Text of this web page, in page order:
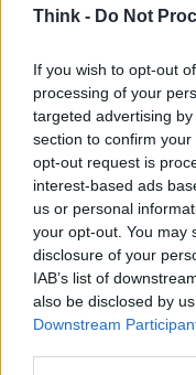
Think - Do Not
If you wish to opt-out
processing of your
targeted advertising
section to confirm
opt-out request is
interest-based ads
us or personal
your opt-out. You may
disclosure of your
IAB’s list of
also be disclosed by
Downstream
Staff